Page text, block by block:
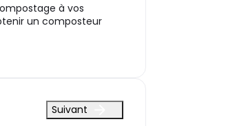
à vos
un composteur
Suivant